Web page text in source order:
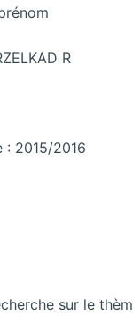
R
: 2015/2016
sur le